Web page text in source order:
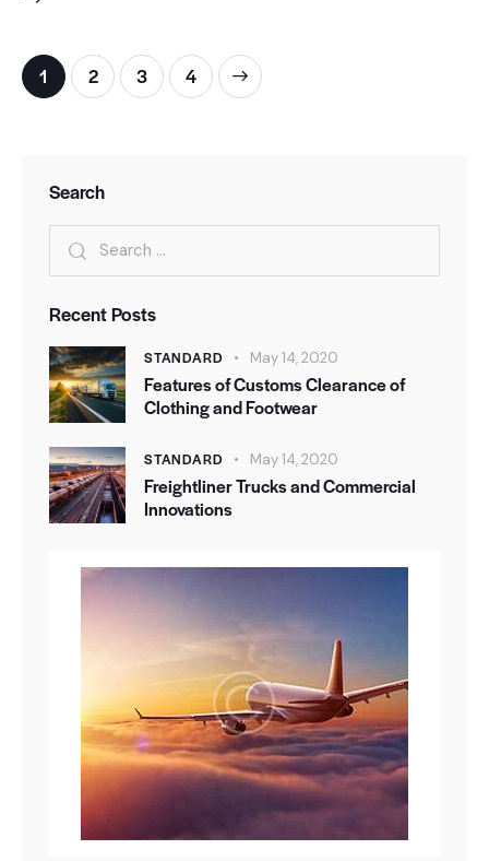
Posts
pagination
Page
1 Page
2 Page
3 Page
4
Search
Search
for:
Recent Posts
STANDARD May 14, 2020
Features of Customs Clearance of
Clothing and Footwear
STANDARD May 14, 2020
Freightliner Trucks and Commercial
Innovations